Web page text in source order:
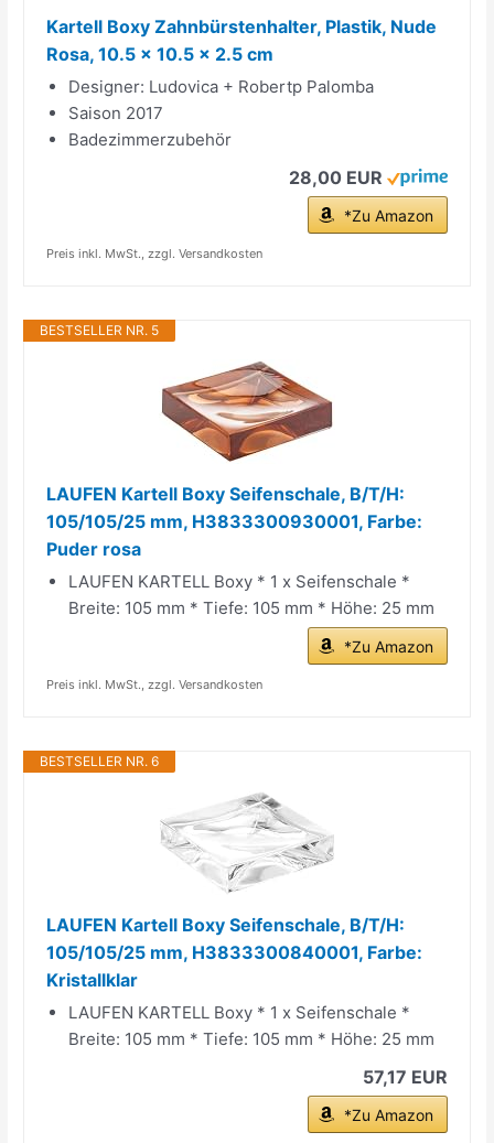
Kartell Boxy Zahnbürstenhalter, Plastik, Nude
Rosa, 10.5 x 10.5 x 2.5 cm
Designer: Ludovica + Robertp Palomba
Saison 2017
Badezimmerzubehör
28,00 EUR
*Zu Amazon
Preis inkl. MwSt., zzgl. Versandkosten
BESTSELLER NR. 5
LAUFEN Kartell Boxy Seifenschale, B/T/H:
105/105/25 mm, H3833300930001, Farbe:
Puder rosa
LAUFEN KARTELL Boxy * 1 x Seifenschale *
Breite: 105 mm * Tiefe: 105 mm * Höhe: 25 mm
*Zu Amazon
Preis inkl. MwSt., zzgl. Versandkosten
BESTSELLER NR. 6
LAUFEN Kartell Boxy Seifenschale, B/T/H:
105/105/25 mm, H3833300840001, Farbe:
Kristallklar
LAUFEN KARTELL Boxy * 1 x Seifenschale *
Breite: 105 mm * Tiefe: 105 mm * Höhe: 25 mm
57,17 EUR
*Zu Amazon